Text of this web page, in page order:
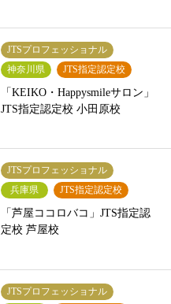
JTSプロフェッショナル
神奈川県
JTS指定認定校
「KEIKO・Happysmileサロン」
JTS指定認定校 小田原校
JTSプロフェッショナル
兵庫県
JTS指定認定校
「芦屋ココロバコ」JTS指定認
定校 芦屋校
JTSプロフェッショナル